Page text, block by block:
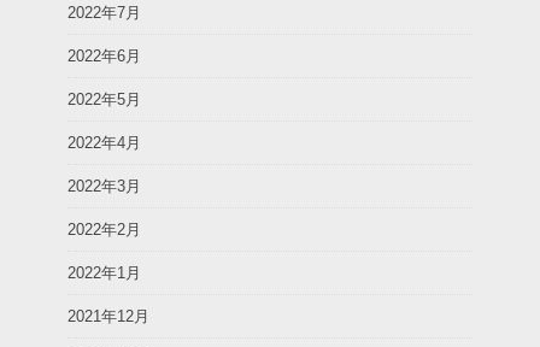
2022年7月
2022年6月
2022年5月
2022年4月
2022年3月
2022年2月
2022年1月
2021年12月